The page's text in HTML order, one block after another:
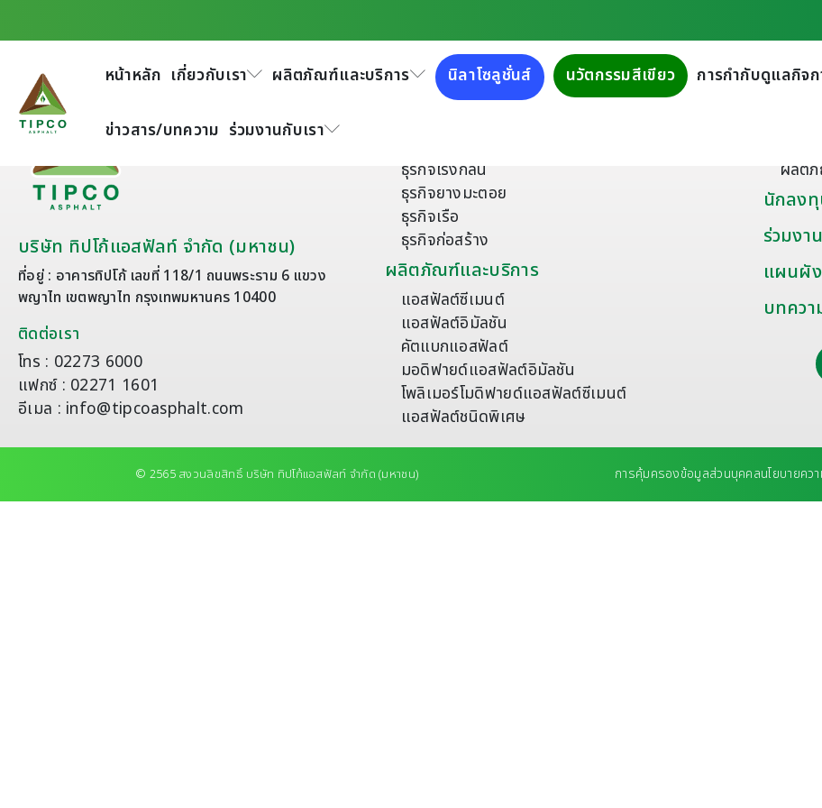
หน้าหลัก เกี่ยวกับเรา ผลิตภัณฑ์และบริการ นิลาโซลูชั่นส์ นวัตกรรมสีเขียว การกำกับดูแลกิจ
ข่าวสาร/บทความ ร่วมงานกับเรา
บริษัท ทิปโก้แอสฟัลท์ จำกัด (มหาชน)
ที่อยู่ : อาคารทิปโก้ เลขที่ 118/1 ถนนพระราม 6 แขวง
พญาไท เขตพญาไท กรุงเทพมหานคร 10400
ติดต่อเรา
โทร : 02273 6000
แฟกซ์ : 02271 1601
อีเมล : info@tipcoasphalt.com
เกี่ยวกับเรา
ธุรกิจโรงกลั่น
ธุรกิจยางมะตอย
ธุรกิจเรือ
ธุรกิจก่อสร้าง
ผลิตภัณฑ์และบริการ
แอสฟัลต์ซีเมนต์
แอสฟัลต์อิมัลชัน
คัตแบกแอสฟัลต์
มอดิฟายด์แอสฟัลต์อิมัลชัน
โพลิเมอร์โมดิฟายด์แอสฟัลต์ซีเมนต์
แอสฟัลต์ชนิดพิเศษ
ผลิตภั
ผลิต
นักลง
ร่วมงา
แผนผัง
บทควา
© 2565 สงวนลิขสิทธิ์ บริษัท ทิปโก้แอสฟัลท์ จำกัด (มหาชน) การคุ้มครองข้อมูลส่วนบุคคลนโยบายคว